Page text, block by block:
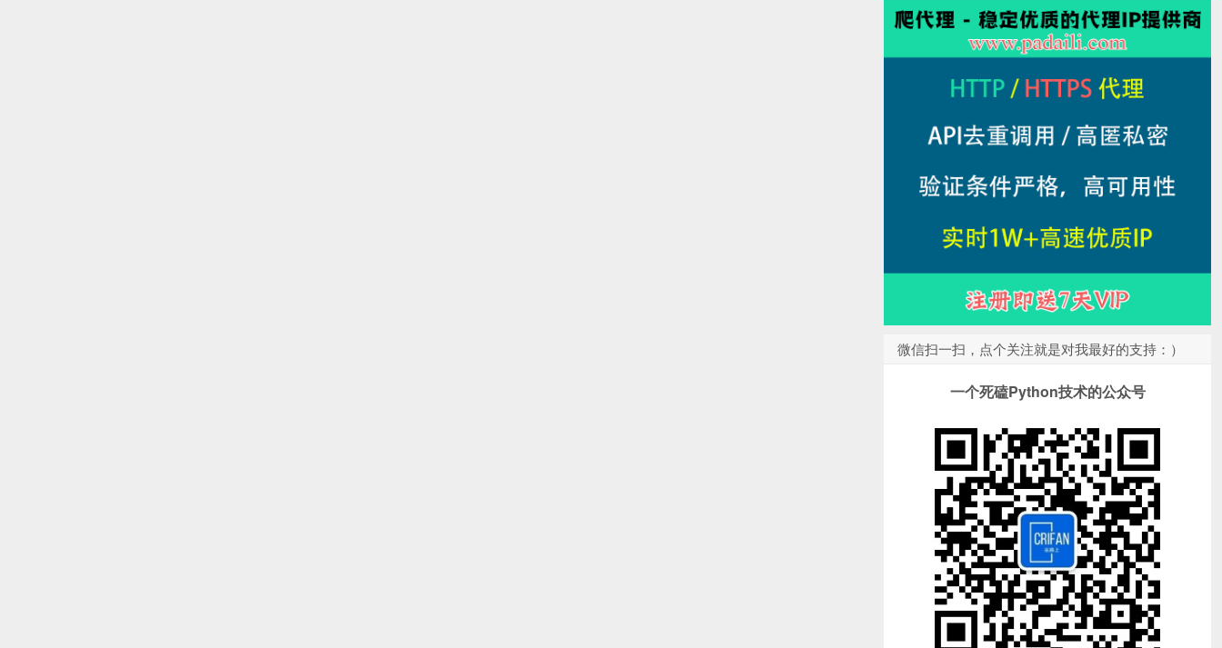
微信扫一扫，点个关注就是对我最好的支持：）
一个死磕Python技术的公众号